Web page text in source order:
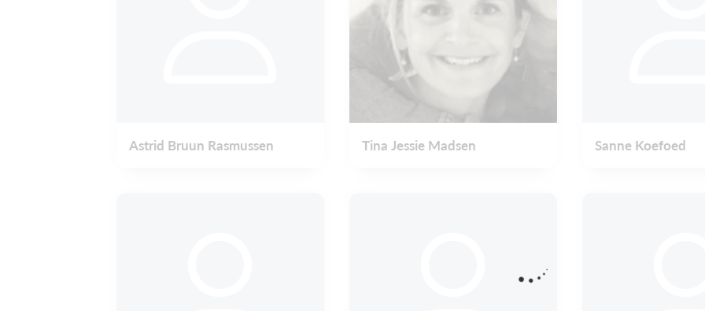
Astrid Bruun Rasmussen Tina Jessie Madsen Sanne Koefoed